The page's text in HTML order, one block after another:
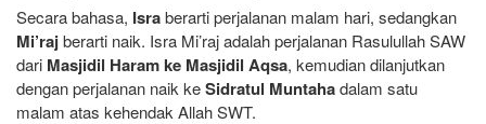
Secara bahasa, Israberarti perjalanan malam hari, sedangkan
Mi’rajberarti naik. Isra Mi’raj adalah perjalanan Rasulullah SAW
dari Masjidil Haram ke Masjidil Aqsa, kemudian dilanjutkan
dengan perjalanan naik keSidratul Muntahadalam satu
malam atas kehendak Allah SWT.